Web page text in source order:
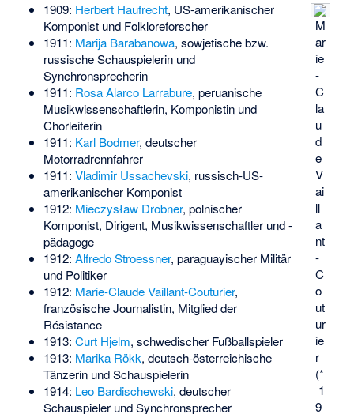
M
ar
ie
-
C
la
u
d
e
V
ai
ll
a
nt
-
C
o
ut
ur
ie
r
(*
1
9
1909: Herbert Haufrecht, US-amerikanischer
Komponist und Folkloreforscher
1911: Marija Barabanowa, sowjetische bzw.
russische Schauspielerin und
Synchronsprecherin
1911: Rosa Alarco Larrabure, peruanische
Musikwissenschaftlerin, Komponistin und
Chorleiterin
1911: Karl Bodmer, deutscher
Motorradrennfahrer
1911: Vladimir Ussachevski, russisch-US-
amerikanischer Komponist
1912: Mieczysław Drobner, polnischer
Komponist, Dirigent, Musikwissenschaftler und -
pädagoge
1912: Alfredo Stroessner, paraguayischer Militär
und Politiker
1912ː Marie-Claude Vaillant-Couturier,
französische Journalistin, Mitglied der
Résistance
1913: Curt Hjelm, schwedischer Fußballspieler
1913: Marika Rökk, deutsch-österreichische
Tänzerin und Schauspielerin
1914: Leo Bardischewski, deutscher
Schauspieler und Synchronsprecher